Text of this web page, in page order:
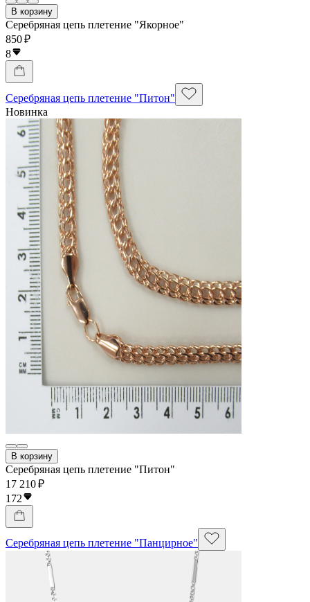
В корзину
Серебряная цепь плетение "Якорное"
850 ₽
8
Серебряная цепь плетение "Питон"
Новинка
В корзину
Серебряная цепь плетение "Питон"
17 210 ₽
172
Серебряная цепь плетение "Панцирное"